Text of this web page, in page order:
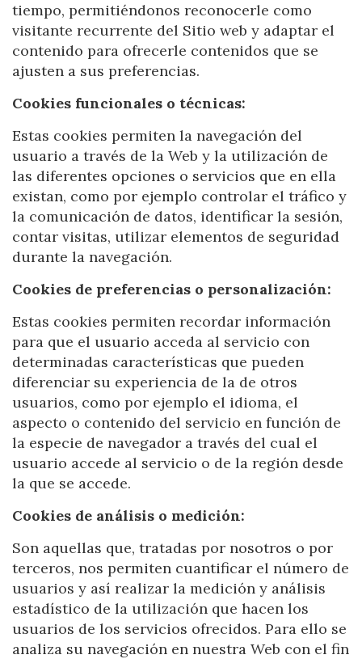
tiempo, permitiéndonos reconocerle como
visitante recurrente del Sitio web y adaptar el
contenido para ofrecerle contenidos que se
ajusten a sus preferencias.
Cookies funcionales o técnicas:
Estas cookies permiten la navegación del
usuario a través de la Web y la utilización de
las diferentes opciones o servicios que en ella
existan, como por ejemplo controlar el tráfico y
la comunicación de datos, identificar la sesión,
contar visitas, utilizar elementos de seguridad
durante la navegación.
Cookies de preferencias o personalización:
Estas cookies permiten recordar información
para que el usuario acceda al servicio con
determinadas características que pueden
diferenciar su experiencia de la de otros
usuarios, como por ejemplo el idioma, el
aspecto o contenido del servicio en función de
la especie de navegador a través del cual el
usuario accede al servicio o de la región desde
la que se accede.
Cookies de análisis o medición:
Son aquellas que, tratadas por nosotros o por
terceros, nos permiten cuantificar el número de
usuarios y así realizar la medición y análisis
estadístico de la utilización que hacen los
usuarios de los servicios ofrecidos. Para ello se
analiza su navegación en nuestra Web con el fin
Modify cookies
Technical and functional
Always active
This website uses its own Cookies to collect information in
order to improve our services. If you continue browsing,
you accept their installation. The user has the possibility of
configuring his browser, being able, if he so wishes, to
although he must bear in mind that such action may cause
difficulties in navigating the website.
Analytics and personalization
They allow the monitoring and analysis of the behavior of
the users of this website. The information collected
through this type of cookies is used to measure the activity
of the web for the elaboration of user navigation profiles in
order to introduce improvements based on the analysis of
the usage data made by the users of the service. They
allow us to save the user's preference information to
improve the quality of our services and to offer a better
experience through recommended products.
Marketing and advertising
These cookies are used to store information about the
preferences and personal choices of the user through the
continuous observation of their browsing habits. Thanks to
them, we can know the browsing habits on the website and
display advertising related to the user's browsing profile.